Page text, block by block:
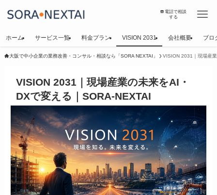
☎️電話で相談
する
ホーム サービス一覧 料金プラン VISION 2031 会社概要 ブロ
大阪で中小企業の業務改善・コンサル・相談なら「SORA NEXTAI」 VISION 2031｜現場産
VISION 2031｜現場産業の未来をAI・
DXで変える｜SORA-NEXTAI